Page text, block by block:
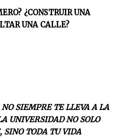
¿CONSTRUIR UNA
UNA CALLE?
SIEMPRE TE LLEVA A LA
UNIVERSIDAD NO SOLO
SINO TODA TU VIDA